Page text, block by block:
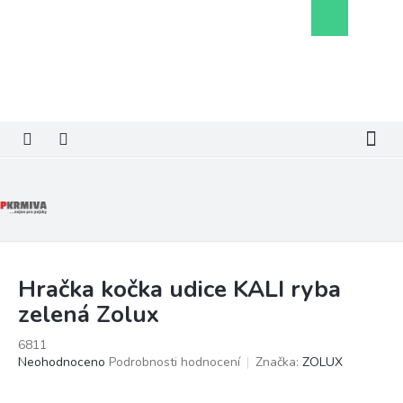
košík
Hračka kočka udice KALI ryba
zelená Zolux
6811
Průměrné
Neohodnoceno Podrobnosti hodnocení Značka: ZOLUX